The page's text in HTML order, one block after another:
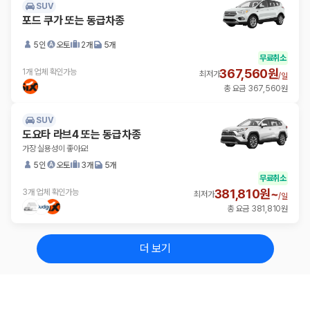
SUV
포드 쿠가 또는 동급차종
5인 오토 2개 5개
1개 업체 확인가능
무료취소
최저가367,560원/일
총 요금 367,560원
SUV
도요타 라브4 또는 동급차종
가장 실용성이 좋아요!
5인
오토 3개 5개
3개 업체 확인가능
무료취소
최저가381,810원~/일
총 요금 381,810원
더 보기